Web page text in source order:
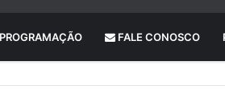
PROGRAMAÇÃO FALE CONOSCO